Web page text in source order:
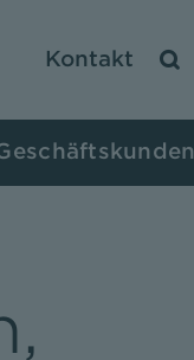
Kontakt